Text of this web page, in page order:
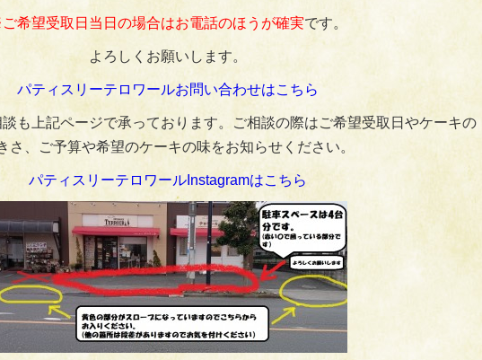
希望受取日当日の場合はお電話のほうが確実です。
よろしくお願いします。
パティスリーテロワールお問い合わせはこちら
も上記ページで承っております。ご相談の際はご希望受取日やケーキの
さ、ご予算や希望のケーキの味をお知らせください。
パティスリーテロワールInstagramはこちら